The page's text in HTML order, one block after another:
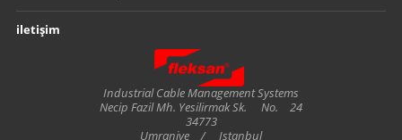
iletişim
Industrial Cable Management Systems
Necip Fazil Mh. Yesilirmak Sk.
No.
24
34773
Umraniye
/ Istanbul